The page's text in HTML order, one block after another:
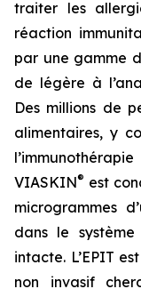
traiter les
réaction
par une gamme
de légère à
Des millions de
alimentaires, y
VIASKIN® est
microgrammes
dans le
intacte. L’EPIT
non invasif